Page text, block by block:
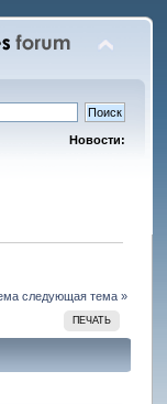
Новости:
следующая тема »
ПЕЧАТЬ